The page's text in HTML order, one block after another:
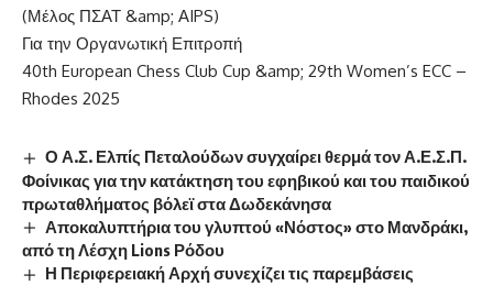
(Μέλος ΠΣΑΤ &amp; ΑIPS)
Για την Οργανωτική Επιτροπή
40th European Chess Club Cup &amp; 29th Women’s ECC –
Rhodes 2025
Ο Α.Σ. Ελπίς Πεταλούδων συγχαίρει θερμά τον Α.Ε.Σ.Π.
Φοίνικας για την κατάκτηση του εφηβικού και του παιδικού
πρωταθλήματος βόλεϊ στα Δωδεκάνησα
Αποκαλυπτήρια του γλυπτού «Νόστος» στο Μανδράκι,
από τη Λέσχη Lions Ρόδου
Η Περιφερειακή Αρχή συνεχίζει τις παρεμβάσεις